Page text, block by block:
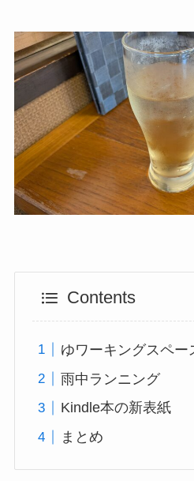
Contents
ゆワーキングスペー
雨中ランニング
Kindle本の新表紙
まとめ